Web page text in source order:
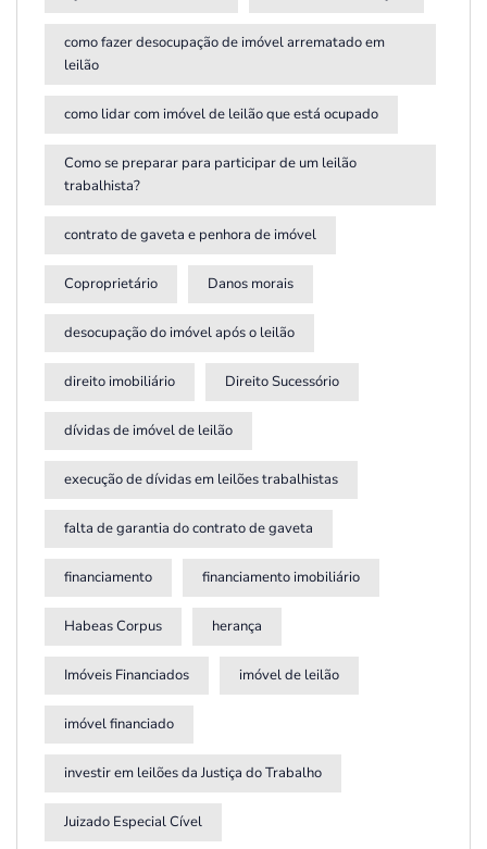
como fazer desocupação de imóvel arrematado em
leilão
como lidar com imóvel de leilão que está ocupado
Como se preparar para participar de um leilão
trabalhista?
contrato de gaveta e penhora de imóvel
Coproprietário Danos morais
desocupação do imóvel após o leilão
direito imobiliário Direito Sucessório
dívidas de imóvel de leilão
execução de dívidas em leilões trabalhistas
falta de garantia do contrato de gaveta
financiamento financiamento imobiliário
Habeas Corpus herança
Imóveis Financiados imóvel de leilão
imóvel financiado
investir em leilões da Justiça do Trabalho
Juizado Especial Cível